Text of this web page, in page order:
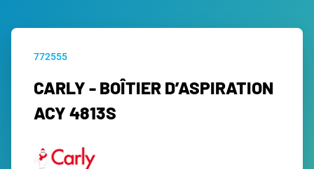
772555
CARLY - BOÎTIER D’ASPIRATION
ACY 4813S